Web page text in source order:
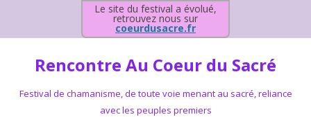
Le site du festival a évolué,
retrouvez nous sur
coeurdusacre.fr
Rencontre Au Coeur du Sacré
Festival de chamanisme, de toute voie menant au sacré, reliance
avec les peuples premiers